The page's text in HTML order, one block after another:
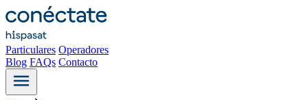
Particulares Operadores
Blog FAQs Contacto